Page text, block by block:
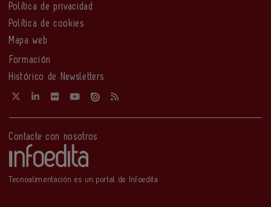
Política de privacidad
Política de cookies
Mapa web
Formación
Histórico de Newsletters
Contacte con nosotros
Tecnoalimentación es un portal de Infoedita